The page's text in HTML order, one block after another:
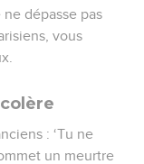
dépasse pas
vous
: ‘Tu ne
un meurtre